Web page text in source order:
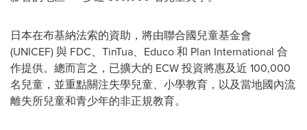
日本在布基納法索的資助，將由聯合國兒童基金會
(UNICEF) 與 FDC、TinTua、Educo 和 Plan International 合
作提供。總而言之，已擴大的 ECW 投資將惠及近 100,000
名兒童，並重點關注失學兒童、小學教育，以及當地國內流
離失所兒童和青少年的非正規教育。